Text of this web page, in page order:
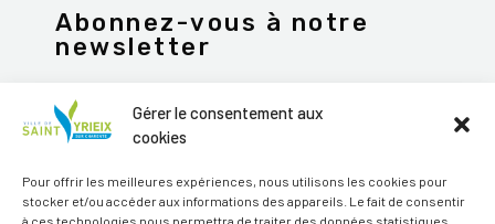
Gérer le consentement aux
cookies
Pour offrir les meilleures expériences, nous utilisons les cookies pour
stocker et/ou accéder aux informations des appareils. Le fait de consentir
à ces technologies nous permettra de traiter des données statistiques.
Abonnez-vous à notre
newsletter
JE M'ABONNE
Alternative: